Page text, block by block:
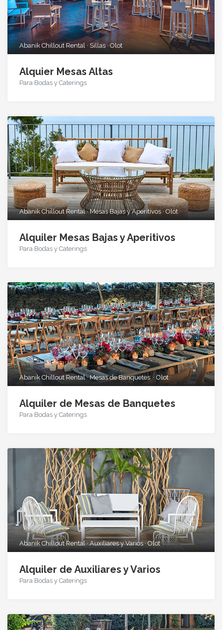
Abanik Chillout Rental · Sillas · Olot
Alquier Mesas Altas
Para Bodas y Caterings
Abanik Chillout Rental · Mesas Bajas y Aperitivos · Olot
Alquiler Mesas Bajas y Aperitivos
Para Bodas y Caterings
Abanik Chillout Rental · Mesas de Banquetes · Olot
Alquiler de Mesas de Banquetes
Para Bodas y Caterings
Abanik Chillout Rental · Auxiliares y Varios · Olot
Alquiler de Auxiliares y Varios
Para Bodas y Caterings